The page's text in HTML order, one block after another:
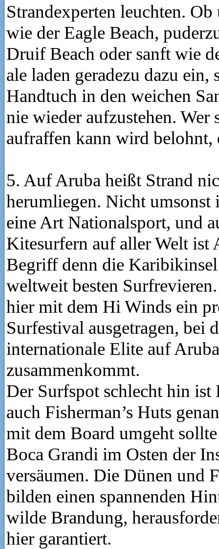
Strandexperten leuchten.
wie der Eagle Beach,
Druif Beach oder sanft wie
ale laden geradezu dazu ein,
Handtuch in den weichen
nie wieder aufzustehen. Wer
aufraffen kann wird belohnt,
5. Auf Aruba heißt Strand
herumliegen. Nicht umsonst
eine Art Nationalsport, und
Kitesurfern auf aller Welt ist
Begriff denn die
weltweit besten
hier mit dem Hi Winds ein
Surfestival ausgetragen, bei
internationale Elite auf Aruba
zusammenkommt.
Der Surfspot schlecht hin ist
auch Fisherman’s Huts
mit dem Board umgeht
Boca Grandi im Osten der
versäumen. Die Dünen und
bilden einen spannenden
wilde Brandung,
hier garantiert.